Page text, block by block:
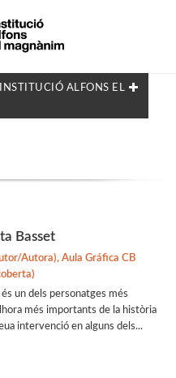
ALFONS EL
Basset
Autora), Aula Gráfica CB
un dels personatges més
més importants de la història
intervenció en alguns dels...